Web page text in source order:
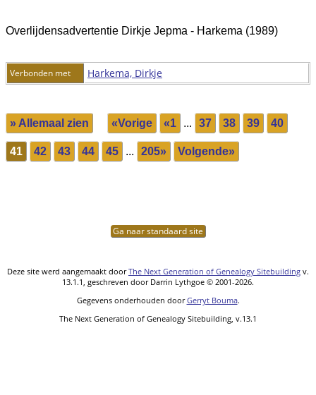
Overlijdensadvertentie Dirkje Jepma - Harkema (1989)
Verbonden met Harkema, Dirkje
» Allemaal zien «Vorige «1 ... 37 38 39 40
41 42 43 44 45 ... 205» Volgende»
Ga naar standaard site
Deze site werd aangemaakt doorThe Next Generation of Genealogy Sitebuilding v.
13.1.1, geschreven door Darrin Lythgoe © 2001-2026.
Gegevens onderhouden doorGerryt Bouma.
The Next Generation of Genealogy Sitebuilding, v.13.1